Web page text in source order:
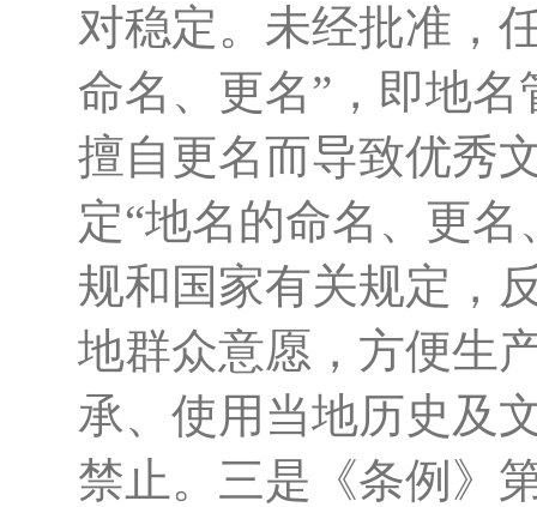
对稳定。未经批准，
命名、更名”，即地
擅自更名而导致优秀
定“地名的命名、更
规和国家有关规定，
地群众意愿，方便生
承、使用当地历史及
禁止。三是《条例》